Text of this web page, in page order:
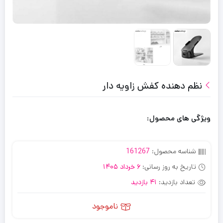
نظم دهنده کفش زاویه دار
ویژگی های محصول:
شناسه محصول: 161267
تاریخ به روز رسانی: 6 خرداد 1405
تعداد بازدید: 41 بازدید
ناموجود